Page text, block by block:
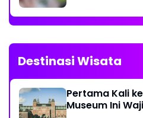
Destinasi Wisata
Pertama Kali
Museum Ini